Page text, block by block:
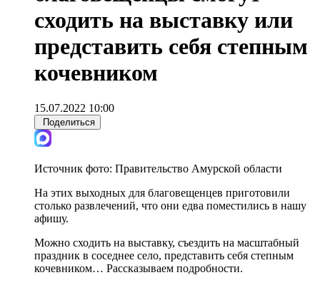
сходить на выставку или
представить себя степным
кочевником
15.07.2022 10:00
Поделиться
Источник фото: Правительство Амурской области
На этих выходных для благовещенцев приготовили
столько развлечений, что они едва поместились в нашу
афишу.
Можно сходить на выставку, съездить на масштабный
праздник в соседнее село, представить себя степным
кочевником… Рассказываем подробности.